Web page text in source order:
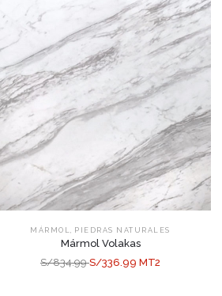
MÁRMOL, PIEDRAS NATURALES
Mármol Volakas
S/834.99S/336.99 MT2